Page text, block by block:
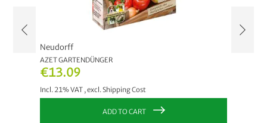
€13.09
Incl. 21% VAT ,excl.Shipping Cost
Neudorff
AZET GARTENDÜNGER
ADD TO CART